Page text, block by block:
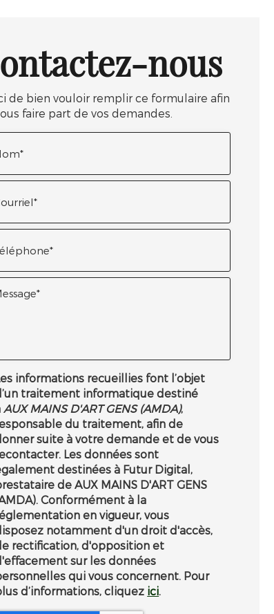
nous
de bien vouloir remplir ce formulaire afin
faire part de vos demandes.
informations recueillies font l’objet
traitement informatique destiné
AUX MAINS D'ART GENS (AMDA),
du traitement, afin de
suite à votre demande et de vous
Les données sont
destinées à Futur Digital,
de AUX MAINS D'ART GENS
Conformément à la
en vigueur, vous
notamment d'un droit d'accès,
rectification, d'opposition et
sur les données
qui vous concernent. Pour
d’informations, cliquez ici